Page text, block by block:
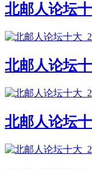
北邮人论坛
北邮人论坛
北邮人论坛